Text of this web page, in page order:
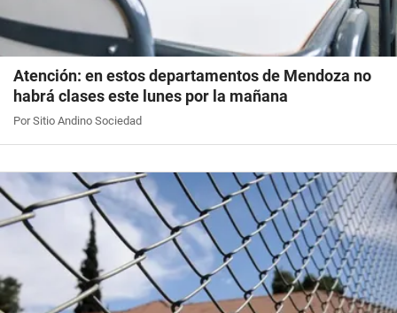
Atención: en estos departamentos de Mendoza no
habrá clases este lunes por la mañana
Por Sitio Andino Sociedad